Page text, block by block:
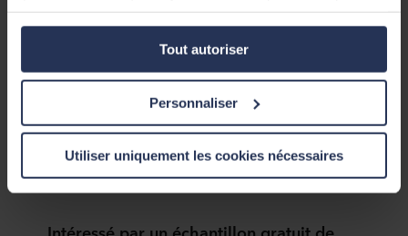
optimiser les sites web (« Statistiques ») et cibler notre
contenu et nos publicités sur les réseaux sociaux et les
sites web externes en fonction de votre comportement
sur nos sites web (« Marketing »). Les informations sur
à nos partenaires de réseaux sociaux, de publicité et
d’analyse. Nos partenaires commerciaux peuvent
combiner ces données avec d’autres informations qui
leur auraient été fournies par le passé ou qu’ils auraient
collectées par le biais de votre utilisation de leurs
non sécurisé, notamment aux États-Unis, et en
Tout autoriser
Personnaliser
Utiliser uniquement les cookies nécessaires
Intéressé par un échantillon gratuit de